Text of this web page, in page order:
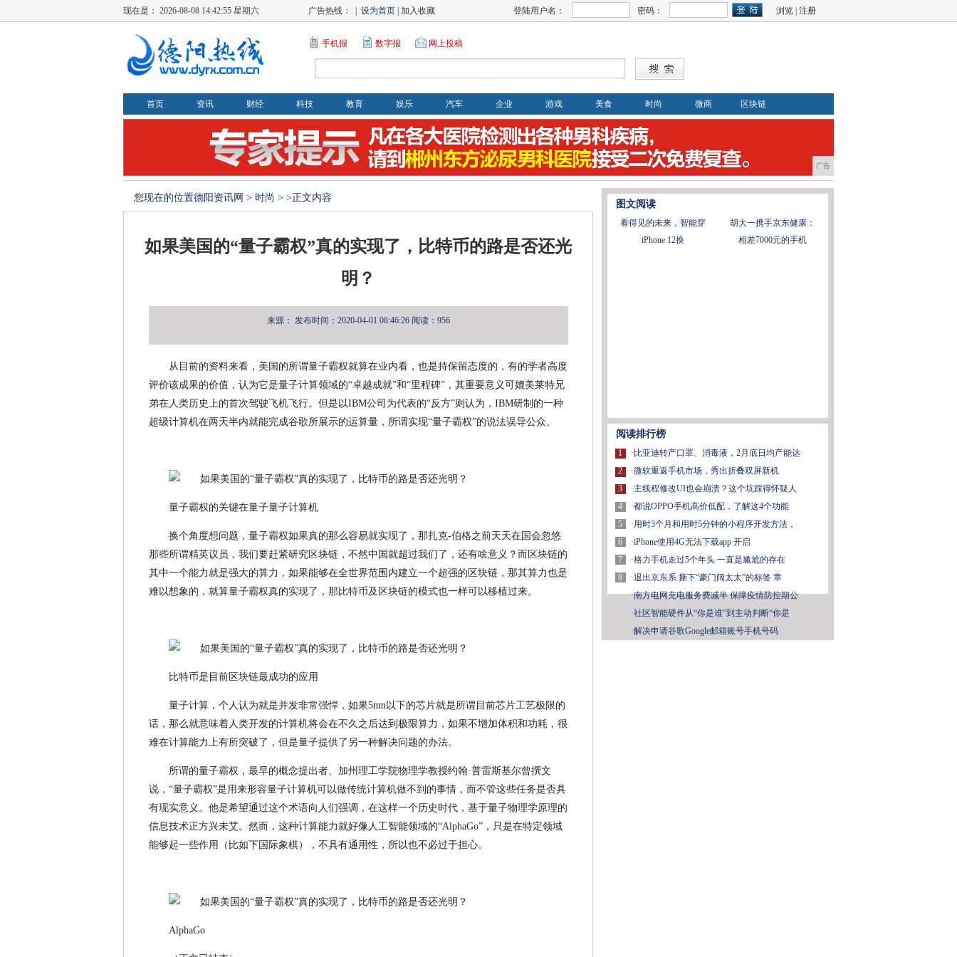
现在是： 2026-08-08 14:42:55 星期六 广告热线： | 设为首页 | 加入收藏 登陆用户名： 密码： 浏览 注册
手机报 数字报 网上投稿
首页 资讯 财经 科技 教育 娱乐 汽车 企业 游戏 美食 时尚 微商 区块链
广告
您现在的位置德阳资讯网 > 时尚 > >正文内容
如果美国的“量子霸权”真的实现了，比特币的路是否还光
明？
来源： 发布时间：2020-04-01 08:46:26 阅读：956
从目前的资料来看，美国的所谓量子霸权就算在业内看，也是持保留态度的，有的学者高度
评价该成果的价值，认为它是量子计算领域的“卓越成就”和“里程碑”，其重要意义可媲美莱特兄
弟在人类历史上的首次驾驶飞机飞行。但是以IBM公司为代表的“反方”则认为，IBM研制的一种
超级计算机在两天半内就能完成谷歌所展示的运算量，所谓实现“量子霸权”的说法误导公众。
量子霸权的关键在量子量子计算机
换个角度想问题，量子霸权如果真的那么容易就实现了，那扎克-伯格之前天天在国会忽悠
那些所谓精英议员，我们要赶紧研究区块链，不然中国就超过我们了，还有啥意义？而区块链的
其中一个能力就是强大的算力，如果能够在全世界范围内建立一个超强的区块链，那其算力也是
难以想象的，就算量子霸权真的实现了，那比特币及区块链的模式也一样可以移植过来。
比特币是目前区块链最成功的应用
量子计算，个人认为就是并发非常强悍，如果5nm以下的芯片就是所谓目前芯片工艺极限的
话，那么就意味着人类开发的计算机将会在不久之后达到极限算力，如果不增加体积和功耗，很
难在计算能力上有所突破了，但是量子提供了另一种解决问题的办法。
所谓的量子霸权，最早的概念提出者、加州理工学院物理学教授约翰·普雷斯基尔曾撰文
说，“量子霸权”是用来形容量子计算机可以做传统计算机做不到的事情，而不管这些任务是否具
有现实意义。他是希望通过这个术语向人们强调，在这样一个历史时代，基于量子物理学原理的
信息技术正方兴未艾。然而，这种计算能力就好像人工智能领域的“AlphaGo”，只是在特定领域
能够起一些作用（比如下国际象棋），不具有通用性，所以也不必过于担心。
AlphaGo
图文阅读
看得见的未来，智能穿
胡大一携手京东健康：
iPhone 12换
相差7000元的手机
阅读排行榜
1
2
3
4
5
6
7
8
· 比亚迪转产口罩、消毒液，2月底日均产能达
·微软重返手机市场，秀出折叠双屏新机
·主线程修改UI也会崩溃？这个坑踩得怀疑人
·都说OPPO手机高价低配，了解这4个功能
·用时3个月和用时5分钟的小程序开发方法，
·iPhone使用4G无法下载app 开启
·格力手机走过5个年头 一直是尴尬的存在
·退出京东系 撕下“豪门阔太太”的标签 章
·南方电网充电服务费减半 保障疫情防控期公
·社区智能硬件从“你是谁”到主动判断“你是
·解决申请谷歌Google邮箱账号手机号码